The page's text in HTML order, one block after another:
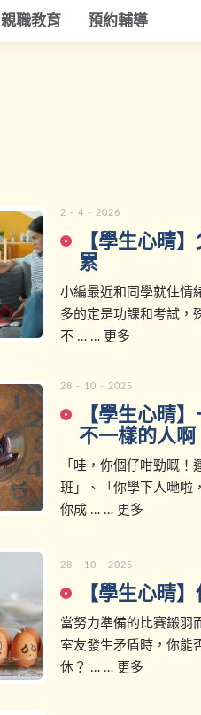
親職教育 預約輔導
2 - 4 - 2026
【學生心晴
累
小編最近和同學就住情
多的定是功課和考試，
不 … … 更多
28 - 10 - 2025
【學生心晴
不一樣的人啊
「哇，你個仔咁勁嘅
班」、「你學下人哋啦
你成 … … 更多
28 - 10 - 2025
【學生心晴
當努力準備的比賽鎩羽
室友發生矛盾時，你能
休？ … … 更多